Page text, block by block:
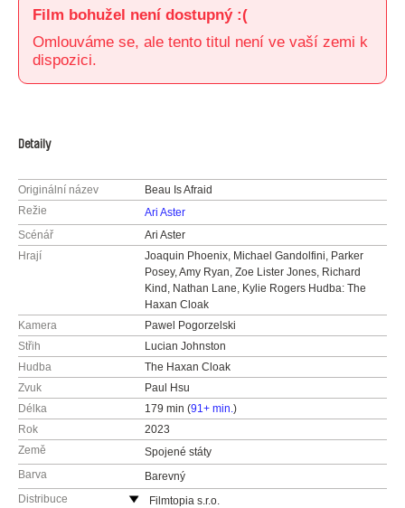
Film bohužel není dostupný :(
Omlouváme se, ale tento titul není ve vaší zemi k
dispozici.
Detaily
Originální název
Beau Is Afraid
Režie
Ari Aster
Scénář
Ari Aster
Hrají
Joaquin Phoenix, Michael Gandolfini, Parker
Posey, Amy Ryan, Zoe Lister Jones, Richard
Kind, Nathan Lane, Kylie Rogers Hudba: The
Haxan Cloak
Kamera
Pawel Pogorzelski
Střih
Lucian Johnston
Hudba
The Haxan Cloak
Zvuk
Paul Hsu
Délka
179 min (91+ min.)
Rok
2023
Země
Spojené státy
Barva
Barevný
Distribuce
Filmtopia s.r.o.